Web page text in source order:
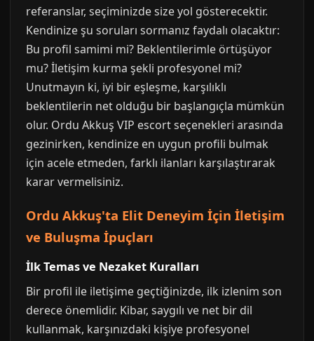
referanslar, seçiminizde size yol gösterecektir.
Kendinize şu soruları sormanız faydalı olacaktır:
Bu profil samimi mi? Beklentilerimle örtüşüyor
mu? İletişim kurma şekli profesyonel mi?
Unutmayın ki, iyi bir eşleşme, karşılıklı
beklentilerin net olduğu bir başlangıçla mümkün
olur. Ordu Akkuş VIP escort seçenekleri arasında
gezinirken, kendinize en uygun profili bulmak
için acele etmeden, farklı ilanları karşılaştırarak
karar vermelisiniz.
Ordu Akkuş'ta Elit Deneyim İçin İletişim
ve Buluşma İpuçları
İlk Temas ve Nezaket Kuralları
Bir profil ile iletişime geçtiğinizde, ilk izlenim son
derece önemlidir. Kibar, saygılı ve net bir dil
kullanmak, karşınızdaki kişiye profesyonel